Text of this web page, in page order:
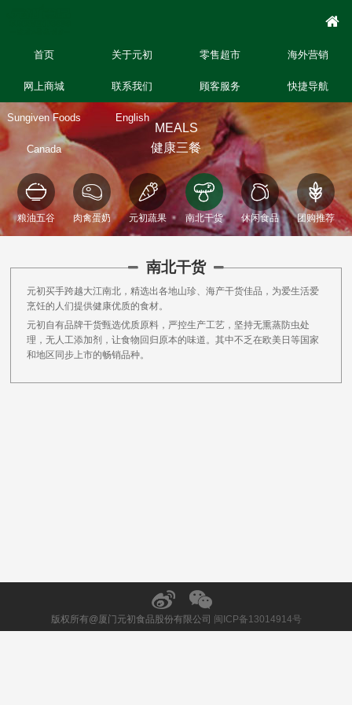
首页 关于元初 零售超市 海外营销
网上商城 联系我们 顾客服务 快捷导航
Sungiven Foods
Canada
English
MEALS
健康三餐
粮油五谷 肉禽蛋奶 元初蔬果 南北干货 休闲食品 团购推荐
南北干货
元初买手跨越大江南北，精选出各地山珍、海产干货佳品，为爱生活爱
烹饪的人们提供健康优质的食材。
元初自有品牌干货甄选优质原料，严控生产工艺，坚持无熏蒸防虫处
理，无人工添加剂，让食物回归原本的味道。其中不乏在欧美日等国家
和地区同步上市的畅销品种。
版权所有@厦门元初食品股份有限公司 闽ICP备13014914号